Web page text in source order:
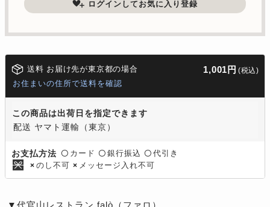
ログインしてお気に入り登録
送料 お届け先が東京都の場合 1,001円 (税込)
お住まいの住所で送料を確認
この商品は出荷日を指定できます
配送 ヤマト運輸（東京）
お支払方法 〇 カード 〇 銀行振込 〇 代引き
× のし不可 × メッセージ入れ不可
▼代官山レストラン falò（ファロ）